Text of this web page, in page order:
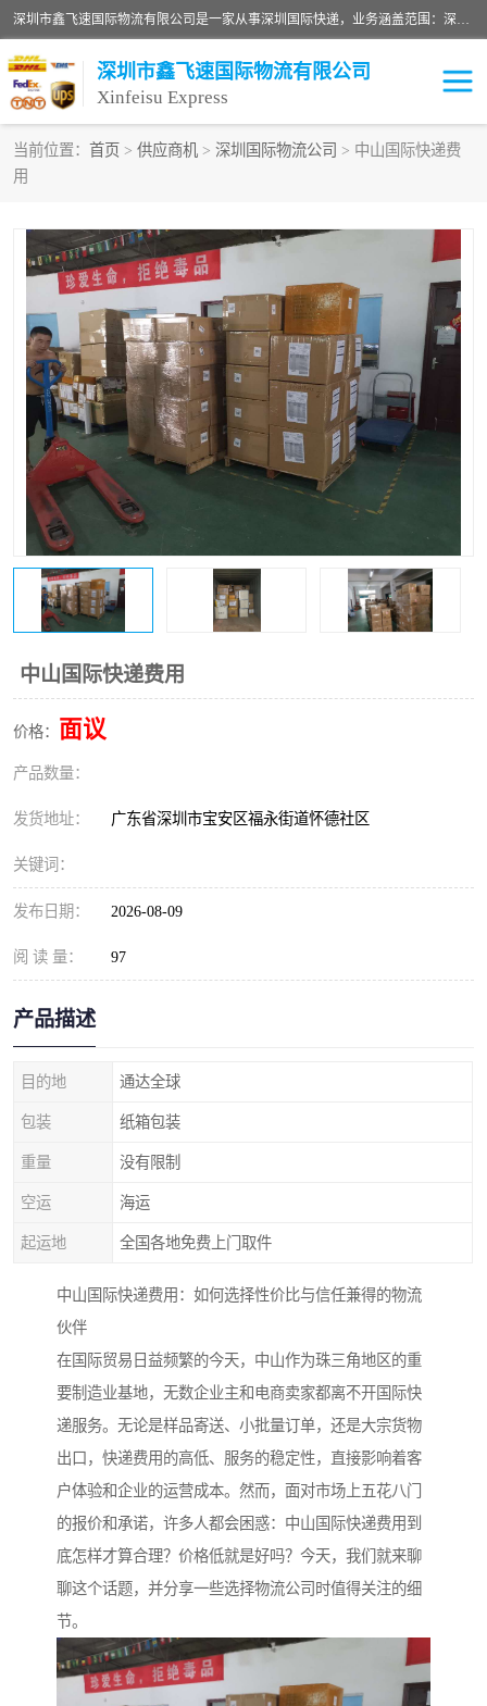
深圳市鑫飞速国际物流有限公司是一家从事深圳国际快递，业务涵盖范围：深圳DHL国际快递、深圳国际快递公司、深圳国际物流公司、深圳国际快递、深圳DHL国际快递电话可拨打全国服务热线：15019287411。欢迎各位亲来人来电到我司洽谈合作。
深圳市鑫飞速国际物流有限公司
Xinfeisu Express
当前位置： 首页 > 供应商机 > 深圳国际物流公司 > 中山国际快递费
用
中山国际快递费用
价格： 面议
产品数量：
发货地址： 广东省深圳市宝安区福永街道怀德社区
关键词：
发布日期： 2026-08-09
阅 读 量： 97
产品描述
目的地 通达全球
包装 纸箱包装
重量 没有限制
空运 海运
起运地 全国各地免费上门取件
中山国际快递费用：如何选择性价比与信任兼得的物流
伙伴
在国际贸易日益频繁的今天，中山作为珠三角地区的重
要制造业基地，无数企业主和电商卖家都离不开国际快
递服务。无论是样品寄送、小批量订单，还是大宗货物
出口，快递费用的高低、服务的稳定性，直接影响着客
户体验和企业的运营成本。然而，面对市场上五花八门
的报价和承诺，许多人都会困惑：中山国际快递费用到
底怎样才算合理？价格低就是好吗？今天，我们就来聊
聊这个话题，并分享一些选择物流公司时值得关注的细
节。
俄罗斯快递 巴西快递
深圳DHL国际快递 伊朗快递
UPS国际快递 深圳国际快递公司
深圳国际物流公司 深圳国际快递电话
DHL国际快递电话 深圳国际快递
新能源电池出口物流